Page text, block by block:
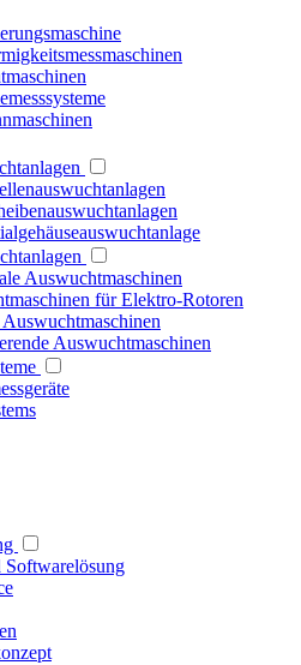
Auswuchtmaschinen
für Elektro-Rotoren
Auswuchtmaschinen